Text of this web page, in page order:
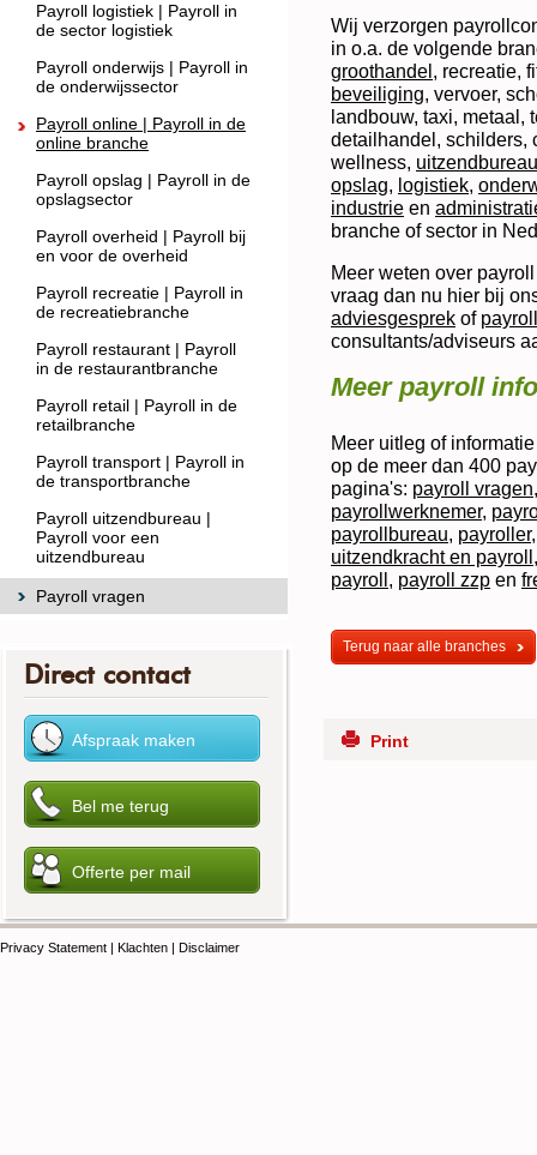
Wij verzorgen
in o.a. de volgende
groothandel, recreatie,
beveiliging, vervoer,
landbouw, taxi, metaal,
detailhandel, schilders,
wellness, uitzendbureau
opslag, logistiek,
industrie en
branche of sector in
Meer weten over
vraag dan nu hier bij
adviesgesprek of
consultants/adviseurs
Meer payroll
Meer uitleg of
op de meer dan 400
pagina's: payroll vragen
payrollwerknemer,
payrollbureau, payroller
uitzendkracht en payroll
payroll, payroll zzp en
Terug naar alle branches
Print
Payroll logistiek | Payroll in
de sector logistiek
Payroll onderwijs | Payroll in
de onderwijssector
Payroll online | Payroll in de
online branche
Payroll opslag | Payroll in de
opslagsector
Payroll overheid | Payroll bij
en voor de overheid
Payroll recreatie | Payroll in
de recreatiebranche
Payroll restaurant | Payroll
in de restaurantbranche
Payroll retail | Payroll in de
retailbranche
Payroll transport | Payroll in
de transportbranche
Payroll uitzendbureau |
Payroll voor een
uitzendbureau
Payroll vragen
Direct contact
Privacy Statement | Klachten | Disclaimer